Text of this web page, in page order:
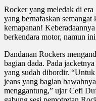
Rocker yang meledak di
yang bernafaskan semangat
kemapanan!
berkendara motor, namun
Dandanan Rockers
bagian dada. Pada
yang sudah dibordir.
jeans yang bagian
menggantung,” ujar Cefi